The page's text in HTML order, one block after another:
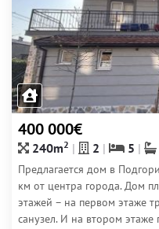
400 000€
240m2 2 5
Предлагается дом в
км от центра города. Дом
этажей – на первом этаже
санузел. И на втором этаже